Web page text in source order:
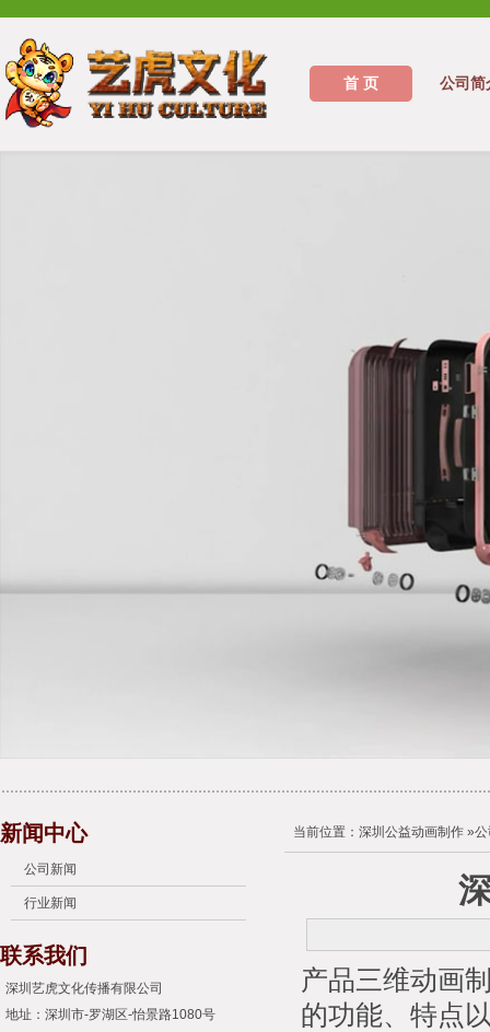
首 页 公司简
新闻中心
公司新闻
行业新闻
联系我们
深圳艺虎文化传播有限公司
地址：深圳市-罗湖区-怡景路1080号
当前位置： 深圳公益动画制作 »
产品三维动画
的功能、特点